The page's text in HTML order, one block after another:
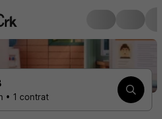
• 1 contrat